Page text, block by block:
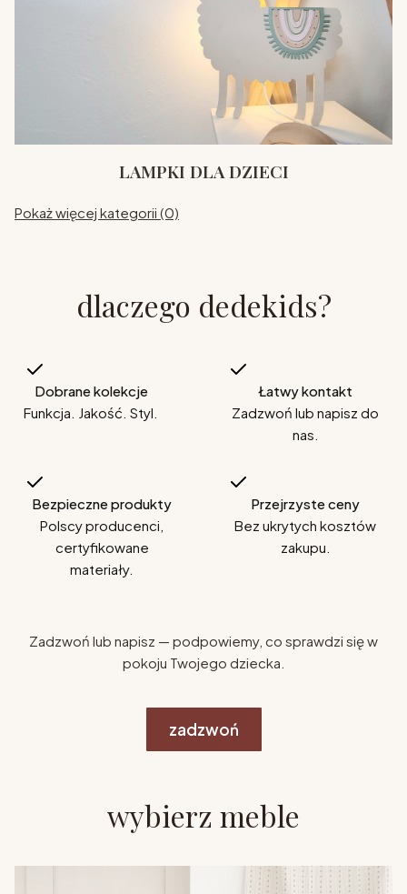
LAMPKI DLA DZIECI
Pokaż więcej kategorii (0)
dlaczego dedekids?
Dobrane kolekcje
Funkcja. Jakość. Styl.
Łatwy kontakt
Zadzwoń lub napisz do
nas.
Bezpieczne produkty
Polscy producenci,
certyfikowane
materiały.
Przejrzyste ceny
Bez ukrytych kosztów
zakupu.
Zadzwoń lub napisz — podpowiemy, co sprawdzi się w
pokoju Twojego dziecka.
zadzwoń
wybierz meble